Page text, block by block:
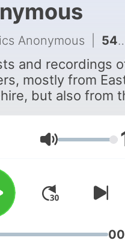
Anonymous 54 - Cathy E Ireland / Florida Lit from within 27 June 2026
and recordings
mostly from
but also from
and hope around
from alcoholism.
disclose in a
way what we
Volumen